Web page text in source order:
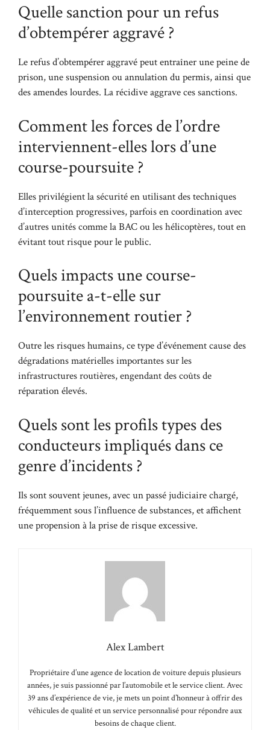
Quelle sanction pour un refus
d’obtempérer aggravé ?
Le refus d’obtempérer aggravé peut entraîner une peine de
prison, une suspension ou annulation du permis, ainsi que
des amendes lourdes. La récidive aggrave ces sanctions.
Comment les forces de l’ordre
interviennent-elles lors d’une
course-poursuite ?
Elles privilégient la sécurité en utilisant des techniques
d’interception progressives, parfois en coordination avec
d’autres unités comme la BAC ou les hélicoptères, tout en
évitant tout risque pour le public.
Quels impacts une course-
poursuite a-t-elle sur
l’environnement routier ?
Outre les risques humains, ce type d’événement cause des
dégradations matérielles importantes sur les
infrastructures routières, engendant des coûts de
réparation élevés.
Quels sont les profils types des
conducteurs impliqués dans ce
genre d’incidents ?
Ils sont souvent jeunes, avec un passé judiciaire chargé,
fréquemment sous l’influence de substances, et affichent
une propension à la prise de risque excessive.
Alex Lambert
Propriétaire d’une agence de location de voiture depuis plusieurs
années, je suis passionné par l’automobile et le service client. Avec
39 ans d’expérience de vie, je mets un point d’honneur à offrir des
véhicules de qualité et un service personnalisé pour répondre aux
besoins de chaque client.